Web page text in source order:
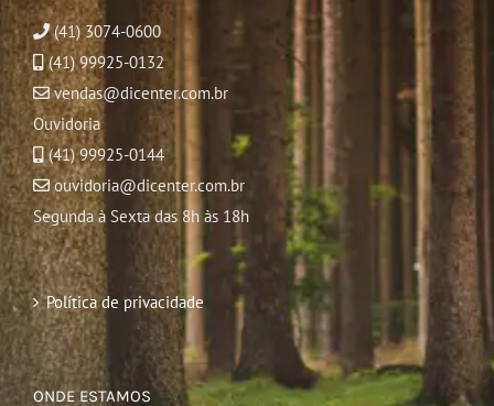
(41) 3074-0600
(41) 99925-0132
vendas@dicenter.com.br
Ouvidoria
(41) 99925-0144
ouvidoria@dicenter.com.br
Segunda à Sexta das 8h às 18h
Política de privacidade
ONDE ESTAMOS